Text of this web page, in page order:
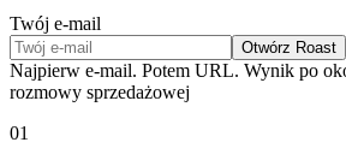
Twój e-mail
Otwórz Roast
Najpierw e-mail. Potem URL. Wynik po
rozmowy sprzedażowej
01